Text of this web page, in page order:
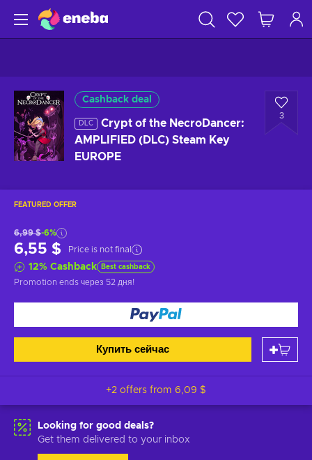
Cashback deal
DLC
Crypt of the NecroDancer:
AMPLIFIED (DLC) Steam Key
EUROPE
3
FEATURED OFFER
6,99 $-6%
6,55 $ Price is not final
12% Cashback Best cashback
Promotion ends через 52 дня!
Купить сейчас
+2 offers from 6,09 $
Looking for good deals?
Get them delivered to your inbox